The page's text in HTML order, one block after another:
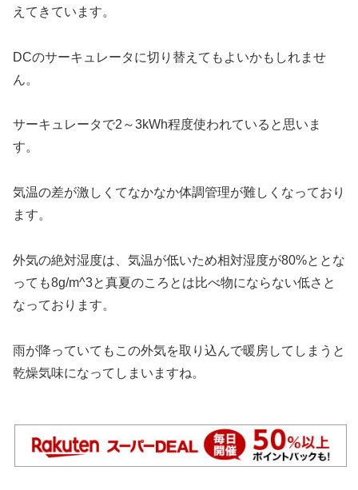
えてきています。
DCのサーキュレータに切り替えてもよいかもしれませ
ん。
サーキュレータで2～3kWh程度使われていると思いま
す。
気温の差が激しくてなかなか体調管理が難しくなっており
ます。
外気の絶対湿度は、気温が低いため相対湿度が80%ととな
っても8g/m^3と真夏のころとは比べ物にならない低さと
なっております。
雨が降っていてもこの外気を取り込んで暖房してしまうと
乾燥気味になってしまいますね。